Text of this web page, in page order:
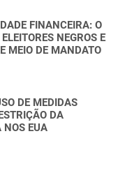
FINANCEIRA: O
NEGROS E
MEIO DE MANDATO
DE MEDIDAS
DA
NOS EUA